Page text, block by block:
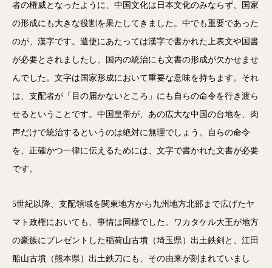
者の権威となったように、中国文化は日本文化のみならず、国家
の形成にも大きな役割を果たしてきました。中でも重要であった
のが、漢字です。遣使にあたっては漢字で書かれた上表文や国書
が必要とされましたし、国内の統治にも文書の形成が欠かせませ
んでした。文字は国家形成において重要な意味を持ちます。それ
は、支配者が「目の届かないところ」にも自らの命令を行き渡ら
せるということです。中国皇帝が、あの広大な中国の台地を、肉
声だけで統治するというのは絶対に無理でしょう。自らの命令
を、正確かつ一律に伝えるためには、文字で書かれた文書が必要
です。
5世紀以降、支配領域を関東地方から九州地方北部まで広げたヤ
マト政権においても、事情は同様でした。ワカタケル大王が地方
の豪族にプレゼントした稲荷山古墳（埼玉県）出土鉄剣と、江田
船山古墳（熊本県）出土鉄刀にも、その由来が刻まれていまし